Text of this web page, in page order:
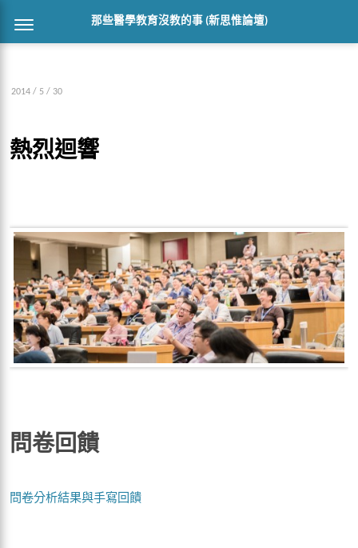
那些醫學教育沒教的事 (新思惟論壇)
2014 / 5 / 30
熱烈迴響
問卷回饋
問卷分析結果與手寫回饋